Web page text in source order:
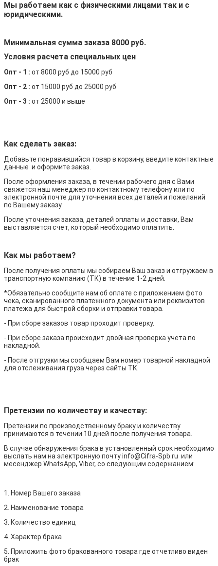
Мы работаем как с физическими лицами так и с
юридическими.
Минимальная сумма заказа 8000 руб.
Условия расчета специальных цен
Опт - 1 : от 8000 руб до 15000 руб
Опт - 2 : от 15000 руб до 25000 руб
Опт - 3 : от 25000 и выше
Как сделать заказ:
Добавьте понравившийся товар в корзину, введите контактные
данные и оформите заказ.
После оформления заказа, в течении рабочего дня с Вами
свяжется наш менеджер по контактному телефону или по
электронной почте для уточнения всех деталей и пожеланий
по Вашему заказу.
После уточнения заказа, деталей оплаты и доставки, Вам
выставляется счет, который необходимо оплатить.
Как мы работаем?
После получения оплаты мы собираем Ваш заказ и отгружаем в
транспортную компанию (ТК) в течение 1-2 дней.
*Обязательно сообщите нам об оплате с приложением фото
чека, сканированного платежного документа или реквизитов
платежа для быстрой сборки и отправки товара.
- При сборе заказов товар проходит проверку.
- При сборе заказа происходит двойная проверка учета по
накладной.
- После отгрузки мы сообщаем Вам номер товарной накладной
для отслеживания груза через сайты ТК.
Претензии по количеству и качеству:
Претензии по производственному браку и количеству
принимаются в течении 10 дней после получения товара.
В случае обнаружения брака в установленный срок необходимо
выслать нам на электронную почту info@Cifra-Spb.ru или
месенджер WhatsApp, Viber, со следующим содержанием:
1. Номер Вашего заказа
2. Наименование товара
3. Количество единиц
4. Характер брака
5. Приложить фото бракованного товара где отчетливо виден
брак